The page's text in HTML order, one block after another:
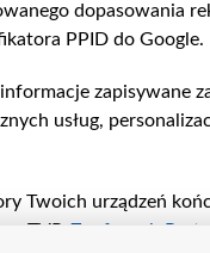
dopasowania
PPID do Google.
zapisywane
usług,
Twoich urządzeń
TVP, Zaufanych